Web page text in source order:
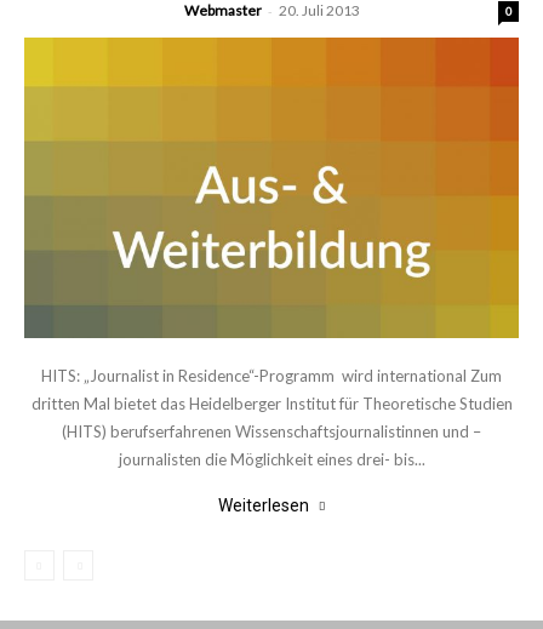
Webmaster - 20. Juli 2013 0
HITS: „Journalist in Residence“-Programm wird international Zum
dritten Mal bietet das Heidelberger Institut für Theoretische Studien
(HITS) berufserfahrenen Wissenschaftsjournalistinnen und –
journalisten die Möglichkeit eines drei- bis...
Weiterlesen